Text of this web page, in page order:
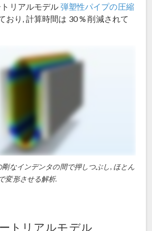
リアルモデル 弾塑性パイプの圧縮
おり, 計算時間は 30 % 削減されて
なインデンタの間で押しつぶし, ほとん
変形させる解析.
トリアルモデル